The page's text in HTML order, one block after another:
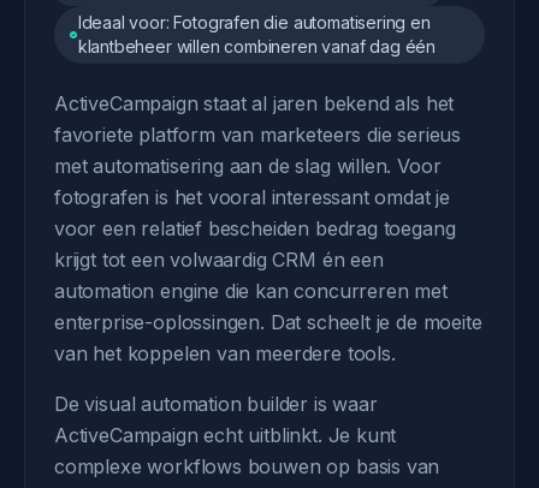
Ideaal voor: Fotografen die automatisering en
klantbeheer willen combineren vanaf dag één
ActiveCampaign staat al jaren bekend als het
favoriete platform van marketeers die serieus
met automatisering aan de slag willen. Voor
fotografen is het vooral interessant omdat je
voor een relatief bescheiden bedrag toegang
krijgt tot een volwaardig CRM én een
automation engine die kan concurreren met
enterprise-oplossingen. Dat scheelt je de moeite
van het koppelen van meerdere tools.
De visual automation builder is waar
ActiveCampaign echt uitblinkt. Je kunt
complexe workflows bouwen op basis van